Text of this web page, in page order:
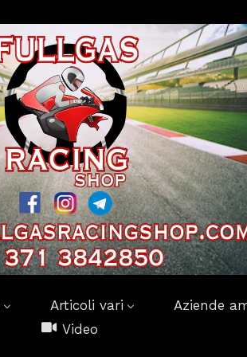
Articoli vari Aziende
Video